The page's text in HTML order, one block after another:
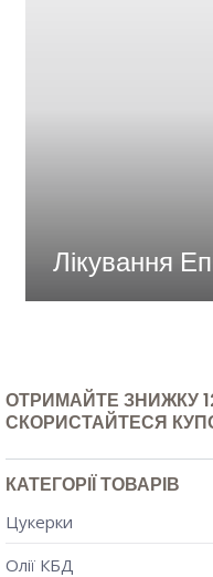
Лікування
ОТРИМАЙТЕ ЗНИЖКУ
СКОРИСТАЙТЕСЯ
КАТЕГОРІЇ ТОВАРІВ
Цукерки
Олії КБД